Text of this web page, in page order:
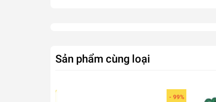
Sản phẩm cùng loại
- 99%